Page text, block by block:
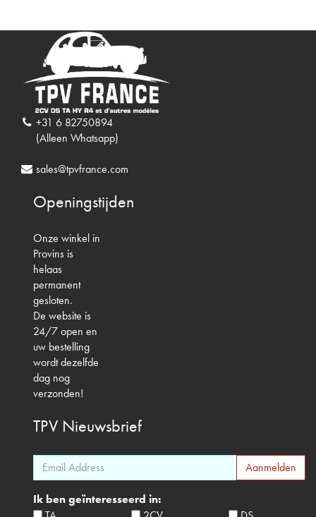
+31 6 82750894
(Alleen Whatsapp)
sales@tpvfrance.com
Openingstijden
Onze winkel in
Provins is
helaas
permanent
gesloten.
De website is
24/7 open en
uw bestelling
wordt dezelfde
dag nog
verzonden!
TPV Nieuwsbrief
Ik ben geïnteresseerd in: